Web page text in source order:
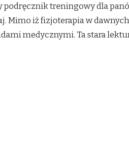
podręcznik treningowy dla
Mimo iż fizjoterapia w
medycznymi. Ta stara